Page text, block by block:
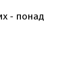
- понад